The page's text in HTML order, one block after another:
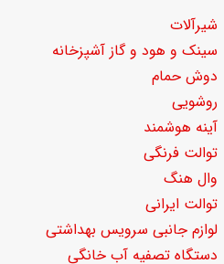
شیرآلات
سینک و هود و گاز آشپزخانه
دوش حمام
روشویی
آینه هوشمند
توالت فرنگی
وال هنگ
توالت ایرانی
لوازم جانبی سرویس بهداشتی
دستگاه تصفیه آب خانگی